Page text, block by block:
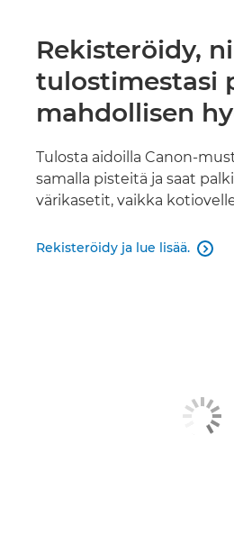
Rekisteröidy,
tulostimestasi
mahdollisen
Tulosta aidoilla Canon-
samalla pisteitä ja saat
värikasetit, vaikka
Rekisteröidy ja lue lisää. 